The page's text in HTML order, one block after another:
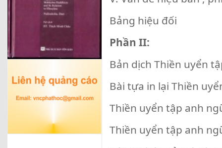
Bảng hiệu đối
Phần II:
Bản dịch Thiền uyển
Bài tựa in lại Thiền
Thiền uyển tập anh
Thiền uyển tập anh